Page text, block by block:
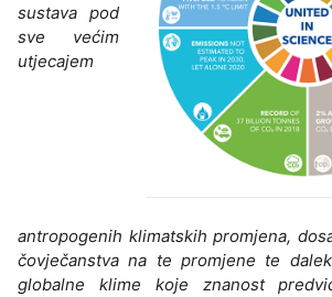
sustava pod
sve većim
utjecajem
antropogenih klimatskih promjena,
čovječanstva na te promjene te
globalne klime koje znanost